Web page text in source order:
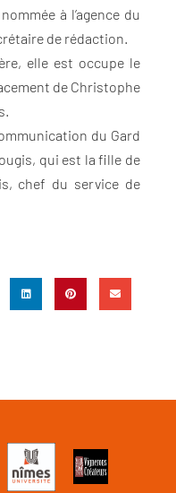
à l’agence du
de rédaction.
elle est occupe le
de Christophe
du Gard
qui est la fille de
chef du service de